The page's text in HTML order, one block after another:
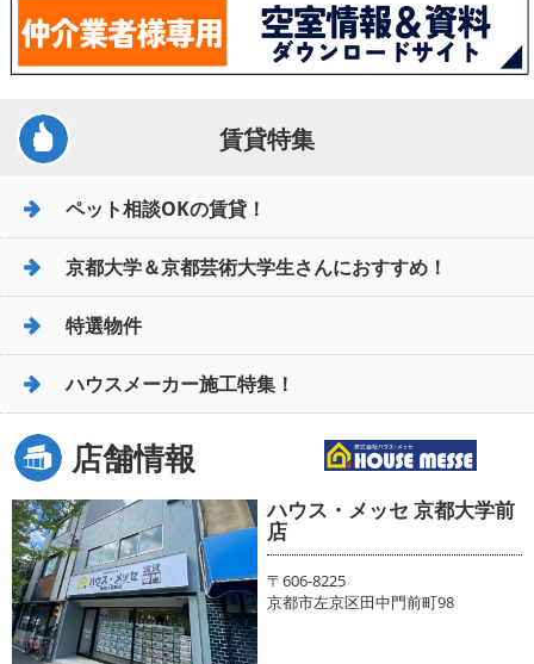
賃貸特集
ペット相談OKの賃貸！
京都大学＆京都芸術大学生さんにおすすめ！
特選物件
ハウスメーカー施工特集！
店舗情報
ハウス・メッセ 京都大学前
店
〒606-8225
京都市左京区田中門前町98